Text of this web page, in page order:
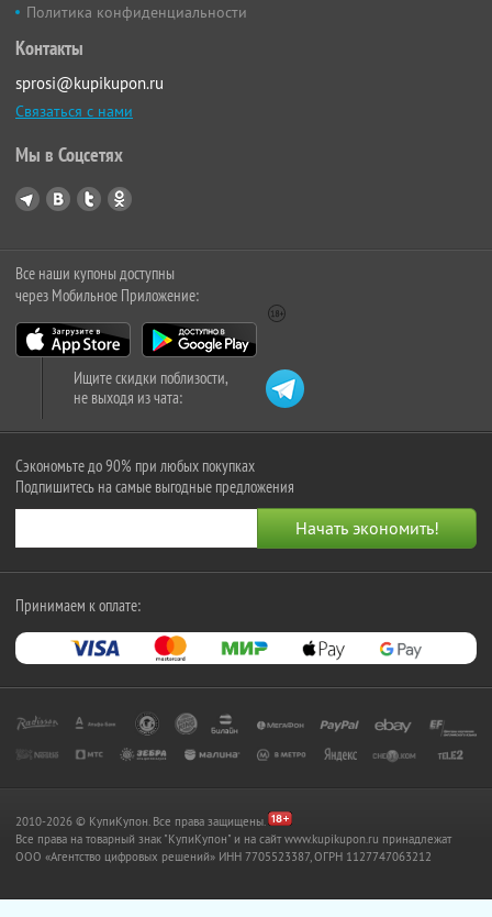
Политика конфиденциальности
Контакты
sprosi@kupikupon.ru
Связаться с нами
Мы в Соцсетях
Все наши купоны доступны
через Мобильное Приложение:
Ищите скидки поблизости,
не выходя из чата:
Сэкономьте до 90% при любых покупках
Подпишитесь на самые выгодные предложения
Принимаем к оплате:
2010-2026 © КупиКупон. Все права защищены.
Все права на товарный знак "КупиКупон" и на сайт www.kupikupon.ru принадлежат
OOO «Агентство цифровых решений» ИНН 7705523387, ОГРН 1127747063212